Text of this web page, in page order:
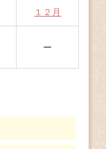
１２月
ー